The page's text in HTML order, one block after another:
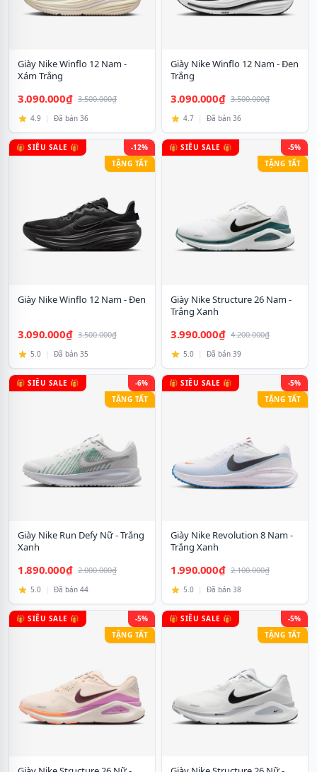
Giày Nike Winflo 12 Nam -
Xám Trắng
3.090.000₫ 3.500.000₫
4.9 | Đã bán 36
Giày Nike Winflo 12 Nam - Đen
Trắng
3.090.000₫ 3.500.000₫
4.7 | Đã bán 36
🎁 SIÊU SALE 🎁
-12%
TẶNG TẤT
Giày Nike Winflo 12 Nam - Đen
3.090.000₫ 3.500.000₫
5.0 | Đã bán 35
🎁 SIÊU SALE 🎁
-5%
TẶNG TẤT
Giày Nike Structure 26 Nam -
Trắng Xanh
3.990.000₫ 4.200.000₫
5.0 | Đã bán 39
🎁 SIÊU SALE 🎁
-6%
TẶNG TẤT
Giày Nike Run Defy Nữ - Trắng
Xanh
1.890.000₫ 2.000.000₫
5.0 | Đã bán 44
🎁 SIÊU SALE 🎁
-5%
TẶNG TẤT
Giày Nike Revolution 8 Nam -
Trắng Xanh
1.990.000₫ 2.100.000₫
5.0 | Đã bán 38
🎁 SIÊU SALE 🎁
-5%
TẶNG TẤT
🎁 SIÊU SALE 🎁
-5%
TẶNG TẤT